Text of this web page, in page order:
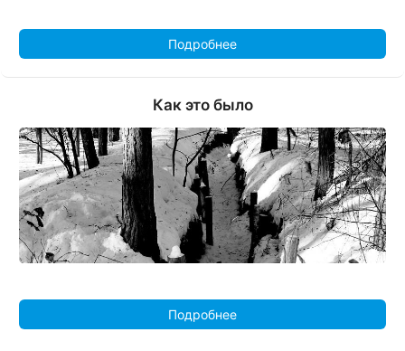
Подробнее
Как это было
Подробнее